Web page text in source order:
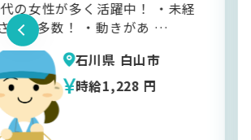
＼ライフワークバランス重視の方
大切にできる職場環境です！ 残
出勤なし・冷暖完備